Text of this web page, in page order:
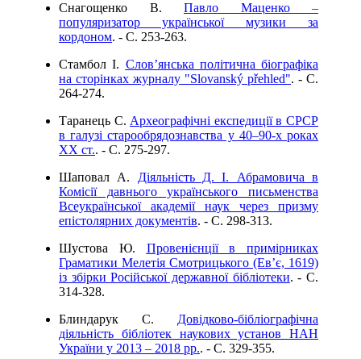
Снагощенко В. Павло Маценко –
популяризатор української музики за
кордоном. - C. 253-263.
Стамбол І. Слов’янська політична біографіка
на сторінках журналу "Slovanský přehled". - C.
264-274.
Таранець С. Археографічні експедиції в СРСР
в галузі старообрядознавства у 40–90-х роках
ХХ ст.. - C. 275-297.
Шаповал А. Діяльність Д. І. Абрамовича в
Комісії давнього українського письменства
Всеукраїнської академії наук через призму
епістолярних документів. - C. 298-313.
Шустова Ю. Провенієнції в примірниках
Граматики Мелетія Смотрицького (Ев’є, 1619)
із збірки Російської державної бібліотеки. - C.
314-328.
Блиндарук С. Довідково-бібліографічна
діяльність бібліотек наукових установ НАН
України у 2013 – 2018 рр.. - C. 329-355.